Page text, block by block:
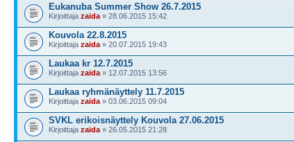
Eukanuba Summer Show 26.7.2015
Kirjoittaja zaida » 28.06.2015 15:42
Kouvola 22.8.2015
Kirjoittaja zaida » 20.07.2015 19:43
Laukaa kr 12.7.2015
Kirjoittaja zaida » 12.07.2015 13:56
Laukaa ryhmänäyttely 11.7.2015
Kirjoittaja zaida » 03.06.2015 09:04
SVKL erikoisnäyttely Kouvola 27.06.2015
Kirjoittaja zaida » 26.05.2015 21:28